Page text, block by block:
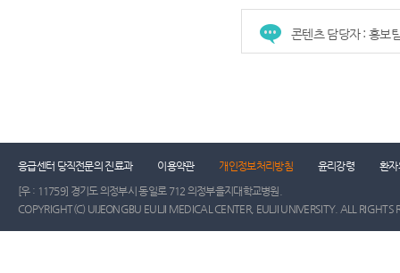
콘텐츠 담당자 : 홍보
응급센터 당직전문의 진료과 이용약관 개인정보처리방침 윤리강령
환자
[우 : 11759] 경기도 의정부시 동일로 712 의정부을지대학교병원.
COPYRIGHT(C) UIJEONGBU EULJI MEDICAL CENTER, EULJI UNIVERSITY. ALL RIGHTS